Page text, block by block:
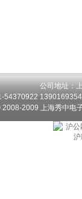
公司地址：
54370922
2009 上海秀中电
沪公
沪